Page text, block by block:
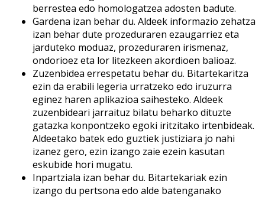
berrestea edo homologatzea adosten badute.
Gardena izan behar du. Aldeek informazio zehatza
izan behar dute prozeduraren ezaugarriez eta
jarduteko moduaz, prozeduraren irismenaz,
ondorioez eta lor litezkeen akordioen balioaz.
Zuzenbidea errespetatu behar du. Bitartekaritza
ezin da erabili legeria urratzeko edo iruzurra
eginez haren aplikazioa saihesteko. Aldeek
zuzenbideari jarraituz bilatu beharko dituzte
gatazka konpontzeko egoki iritzitako irtenbideak.
Aldeetako batek edo guztiek justiziara jo nahi
izanez gero, ezin izango zaie ezein kasutan
eskubide hori mugatu.
Inpartziala izan behar du. Bitartekariak ezin
izango du pertsona edo alde batenganako